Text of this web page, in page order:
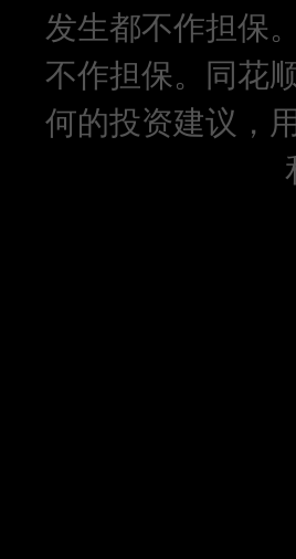
发生都不作担保
不作担保。同花
何的投资建议，